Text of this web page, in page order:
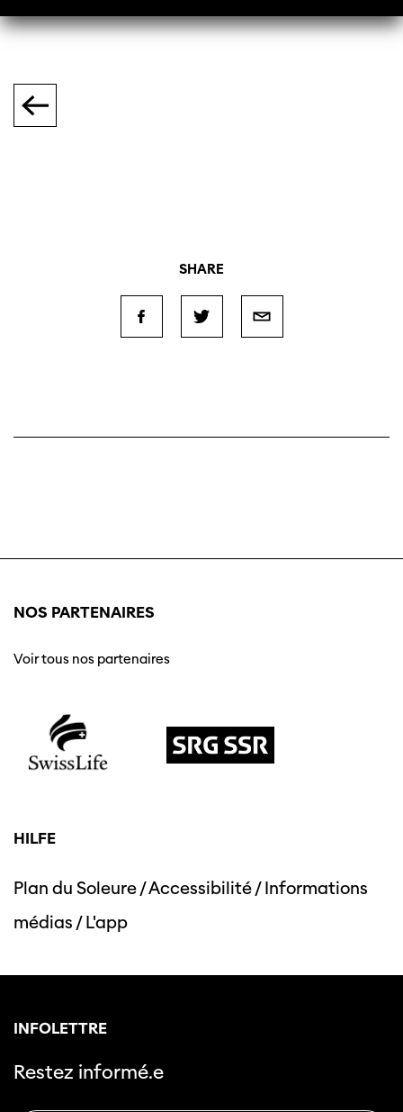
Cette page ne s'affiche pas de manière
optimale avec Internet Explorer. Veuillez
SHARE
NOS PARTENAIRES
Voir tous nos partenaires
HILFE
Plan du Soleure/Accessibilité/Informations
médias /L'app
INFOLETTRE
Restez informé.e